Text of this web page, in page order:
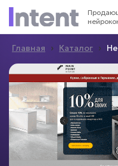
Главная › Каталог ›